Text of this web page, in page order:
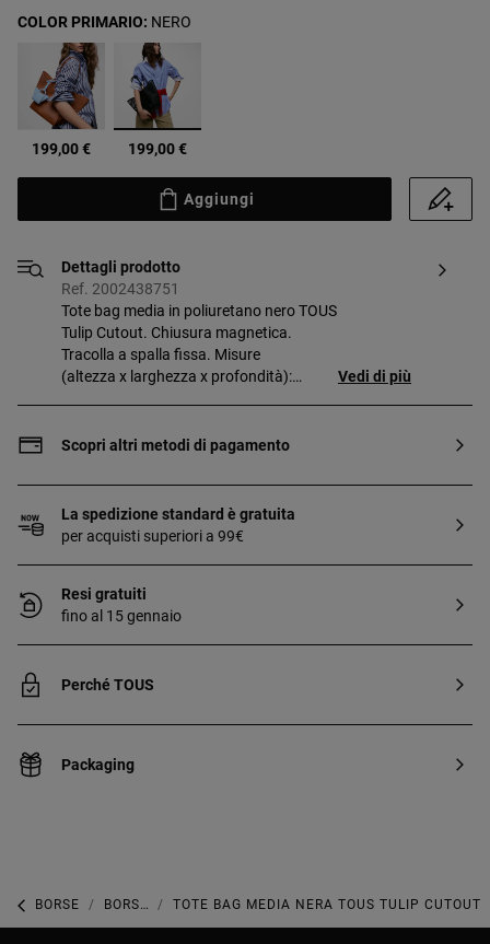
199,00 € selezionato
199,00 €
COLOR PRIMARIO: NERO
Aggiungi
Dettagli prodotto
Ref. 2002438751
Tote bag media in poliuretano nero TOUS
Tulip Cutout. Chiusura magnetica.
Tracolla a spalla fissa. Misure
(altezza x larghezza x profondità):
Vedi di più
Scopri altri metodi di pagamento
La spedizione standard è gratuita
per acquisti superiori a 99€
Resi gratuiti
fino al 15 gennaio
Perché TOUS
Packaging
BORSE BORSE MEDIE TOTE BAG MEDIA NERA TOUS TULIP CUTOUT